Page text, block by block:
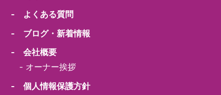
- よくある質問
- ブログ・新着情報
- 会社概要
- オーナー挨拶
- 個人情報保護方針